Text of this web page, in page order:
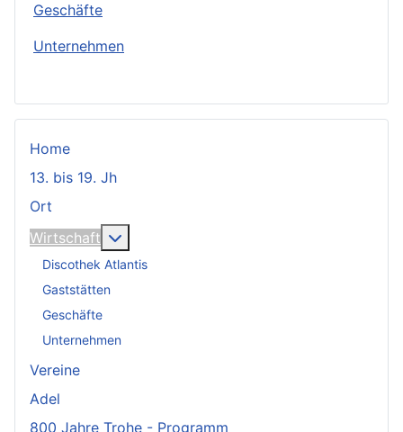
Home
13. bis 19. Jh
Ort
Wirtschaft
Discothek Atlantis
Gaststätten
Geschäfte
Unternehmen
Vereine
Adel
800 Jahre Trohe - Programm
Geschäfte
Unternehmen